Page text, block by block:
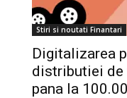
Stiri si noutati Finantari
Digitalizarea
distributiei de
pana la